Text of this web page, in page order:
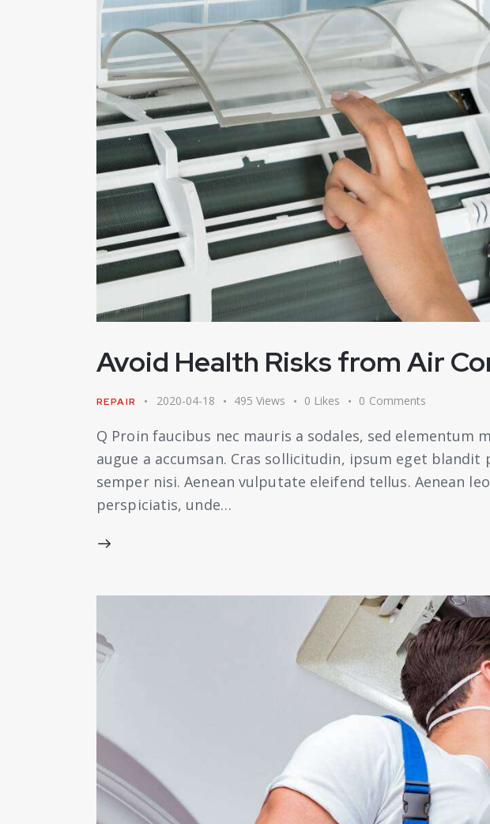
Avoid Health Risks from Air
REPAIR 2020-04-18 495 Views 0 Likes 0 Comments
Q Proin faucibus nec mauris a sodales, sed elementum
augue a accumsan. Cras sollicitudin, ipsum eget
semper nisi. Aenean vulputate eleifend tellus. Aenean
perspiciatis, unde…